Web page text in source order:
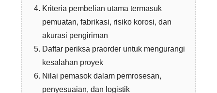
Kriteria pembelian utama termasuk
pemuatan, fabrikasi, risiko korosi, dan
akurasi pengiriman
Daftar periksa praorder untuk mengurangi
kesalahan proyek
Nilai pemasok dalam pemrosesan,
penyesuaian, dan logistik